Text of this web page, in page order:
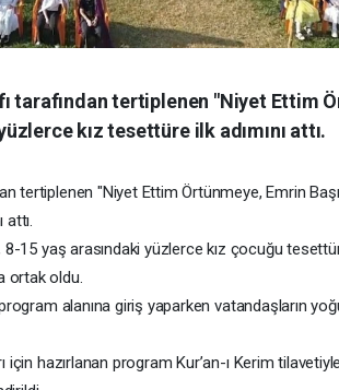
tarafından tertiplenen "Niyet Ettim
kız tesettüre ilk adımını attı.
tertiplenen "Niyet Ettim Örtünmeye, Emrin
attı.
15 yaş arasındaki yüzlerce kız çocuğu
ortak oldu.
alanına giriş yaparken vatandaşların
hazırlanan program Kur’an-ı Kerim